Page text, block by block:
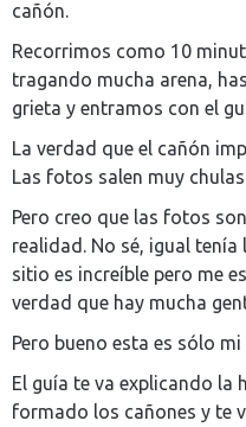
cañón.
Recorrimos como 10
tragando mucha arena,
grieta y entramos con el
La verdad que el cañón
Las fotos salen muy
Pero creo que las fotos
realidad. No sé, igual
sitio es increíble pero me
verdad que hay mucha
Pero bueno esta es sólo
El guía te va explicando la
formado los cañones y te